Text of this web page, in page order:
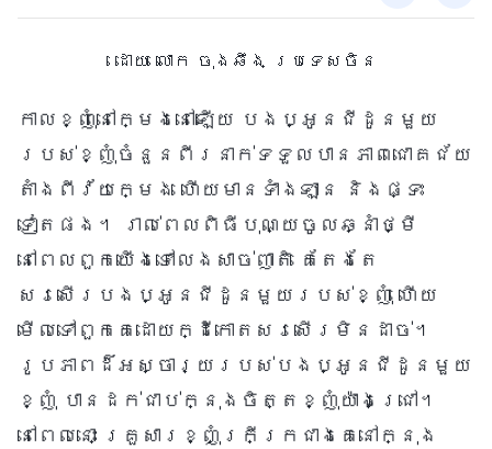
ដោយ លោក ចុងឆឹង ប្រទេសចិន
កាលខ្ញុំនៅក្មេងនៅឡើយ បងប្អូនជីដូនមួយ
របស់ខ្ញុំចំនួនពីរនាក់ទទួលបានភាពជោគជ័យ
តាំងពីវ័យក្មេង ហើយមានទាំងឡាន និងផ្ទះ
ទៀតផង។ រាល់ពេលពិធីបុណ្យចូលឆ្នាំថ្មី
នៅពេលពួកយើងទៅលេងសាច់ញាតិ គេតែងតែ
សរសើរបងប្អូនជីដូនមួយរបស់ខ្ញុំ ហើយ
មើលទៅពួកគេដោយក្ដីកោតសរសើរមិនដាច់។
រូបភាពដ៏អស្ចារ្យរបស់បងប្អូនជីដូនមួយ
ខ្ញុំ បានដក់ជាប់ក្នុងចិត្តខ្ញុំយ៉ាងជ្រៅ។
នៅពេលនោះ គ្រួសារខ្ញុំក្រីក្រជាងគេនៅក្នុង